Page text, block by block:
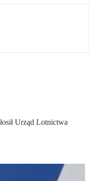
Urząd Lotnictwa